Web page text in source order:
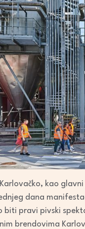
kao
dana
biti pravi pivski
brendovima